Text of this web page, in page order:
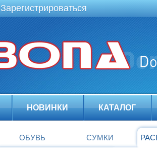
Зарегистрироваться
НОВИНКИ КАТАЛОГ
ОБУВЬ СУМКИ